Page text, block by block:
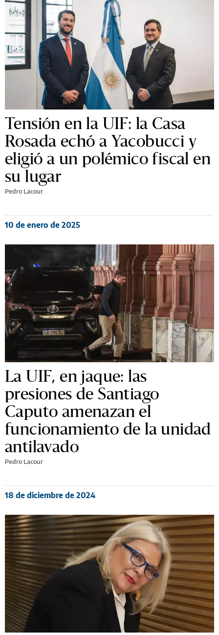
Tensión en la UIF: la Casa
Rosada echó a Yacobucci y
eligió a un polémico fiscal en
su lugar
Pedro Lacour
10 de enero de 2025
La UIF, en jaque: las
presiones de Santiago
Caputo amenazan el
funcionamiento de la unidad
antilavado
Pedro Lacour
18 de diciembre de 2024